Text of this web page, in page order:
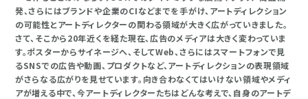
発、さらにはブランドや企業のCIなどまでを手がけ、アートディレクション
の可能性とアートディレクターの関わる領域が大きく広がっていきました。
さて、そこから20年近くを経た現在、広告のメディアは大きく変わっていま
す。ポスターからサイネージへ、そしてWeb、さらにはスマートフォンで見
るSNSでの広告や動画、プロダクトなど、アートディレクションの表現領域
がさらなる広がりを見せています。向き合わなくてはいけない領域やメディ
アが増える中で、今アートディレクターたちはどんな考えで、自身のアートデ